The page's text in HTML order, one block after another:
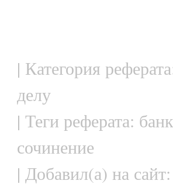
| Категория
делу
| Теги реферата:
сочинение
| Добавил(а) на